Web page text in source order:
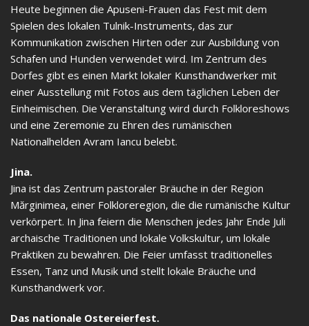
Heute beginnen die Apuseni-Frauen das Fest mit dem
Spielen des lokalen Tulnik-Instruments, das zur
Kommunikation zwischen Hirten oder zur Ausbildung von
Schafen und Hunden verwendet wird. Im Zentrum des
Dorfes gibt es einen Markt lokaler Kunsthandwerker mit
einer Ausstellung mit Fotos aus dem täglichen Leben der
Einheimischen. Die Veranstaltung wird durch Folkloreshows
und eine Zeremonie zu Ehren des rumänischen
Nationalhelden Avram Iancu belebt.
Jina.
Jina ist das Zentrum pastoraler Bräuche in der Region
Mărginimea, einer Folkloreregion, die die rumänische Kultur
verkörpert. In Jina feiern die Menschen jedes Jahr Ende Juli
archaische Traditionen und lokale Volkskultur, um lokale
Praktiken zu bewahren. Die Feier umfasst traditionelles
Essen, Tanz und Musik und stellt lokale Bräuche und
Kunsthandwerk vor.
Das nationale Ostereierfest.